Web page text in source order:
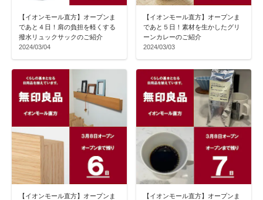
【イオンモール直方】オープンま
であと４日！肩の負担を軽くする
撥水リュックサックのご紹介
2024/03/04
【イオンモール直方】オープンま
であと５日！素材を生かしたグリ
ーンカレーのご紹介
2024/03/03
【イオンモール直方】オープンま
【イオンモール直方】オープンま